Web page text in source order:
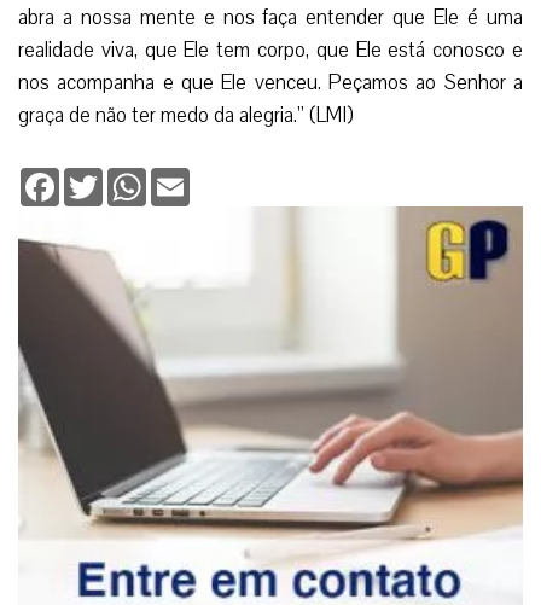
abra a nossa mente e nos faça entender que Ele é uma
realidade viva, que Ele tem corpo, que Ele está conosco e
nos acompanha e que Ele venceu. Peçamos ao Senhor a
graça de não ter medo da alegria.” (LMI)
Facebook
TwitterWhatsApp